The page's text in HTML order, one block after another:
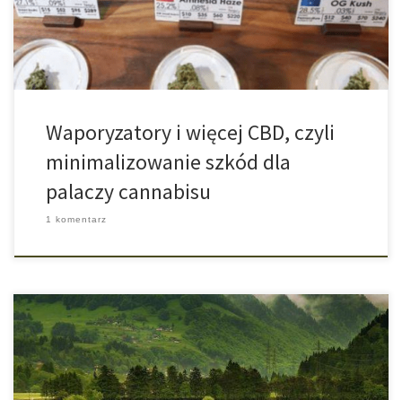
marihuany nie można zakończyć ani ładnymi prośbami ani
groźbami to trzeba […]
Waporyzatory i więcej CBD, czyli
minimalizowanie szkód dla
palaczy cannabisu
1 komentarz
Na początku września szwajcarski trybunał zadecydował, że
posiadanie niewielkiej ilości środków odurzających wynoszącej
poniżej 10 gramów nie jest karalne, tak długo jak używki są